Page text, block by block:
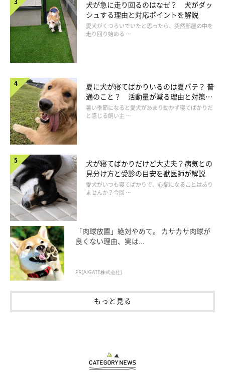
いぬのきもち投稿写真ギャラリー
ここでは、チワワの飼い主さんを対象に行ったアンケートをもと
に、ブラック＆タンの性格や飼いやすさについて解説します。
犬が急に走り回るのはなぜ？ 犬がダッ
シュする理由と対応ポイントを解説
愛犬がくつろいでいたと思ったら、突然部屋の中を
走り回り始める …
夏に犬が寝てばかりいるのは夏バテ？ 普
通のこと？ 活動量が減る理由と対策と
は
暑い季節になると愛犬があまり動かず寝てばかりだ
と感じる飼い主 …
犬が寝てばかりだけど大丈夫？病気との
見分け方と受診の目安を獣医師が解説
愛犬がいつも寝てばかりで、心配になることはあり
ませんか？今回 …
「肉球放置」絶対やめて。 カサカサ肉球が
良くない理由、実は...
PR(AIGATE株式会社)
もっと見る